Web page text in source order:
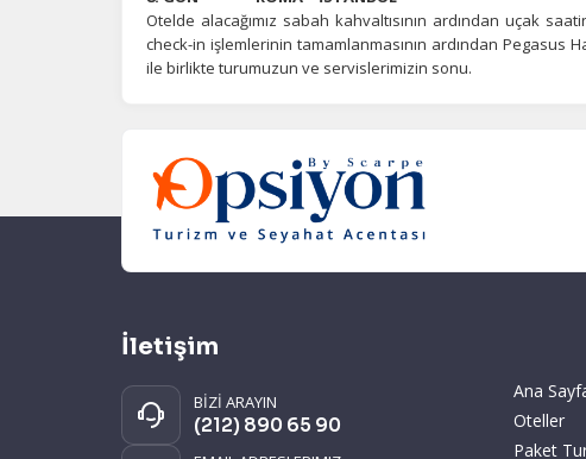
Otelde alacağımız sabah kahvaltısının ardından uçak
check-in işlemlerinin tamamlanmasının ardından Pegasus
ile birlikte turumuzun ve servislerimizin sonu.
İletişim
BİZİ ARAYIN
(212) 890 65 90
Ana
Oteller
Paket